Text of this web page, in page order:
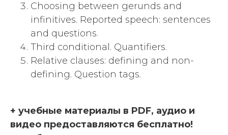
Choosing between gerunds and
infinitives. Reported speech: sentences
and questions.
Third conditional. Quantifiers.
Relative clauses: defining and non-
defining. Question tags.
+ учебные материалы в PDF, аудио и
видео предоставляются бесплатно!